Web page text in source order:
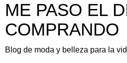
ME PASO EL
COMPRANDO
Blog de moda y belleza para la